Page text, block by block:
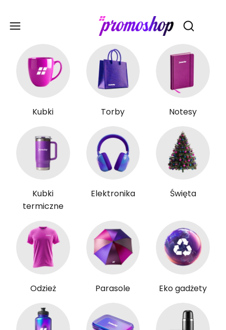
Otwórz
Kubki Torby Notesy
Kubki
termiczne
Elektronika Święta
Odzież Parasole Eko gadżety